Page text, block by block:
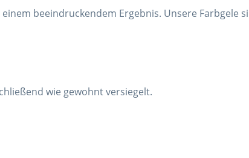
beeindruckendem Ergebnis. Unsere Farbgele
wie gewohnt versiegelt.